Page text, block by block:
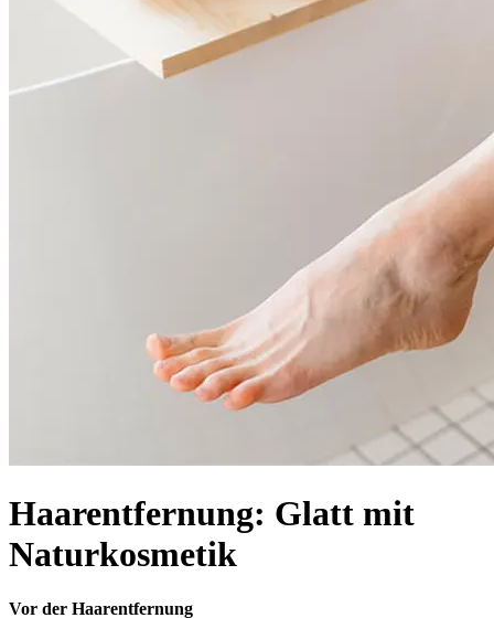
Haarentfernung: Glatt mit
Naturkosmetik
Vor der Haarentfernung